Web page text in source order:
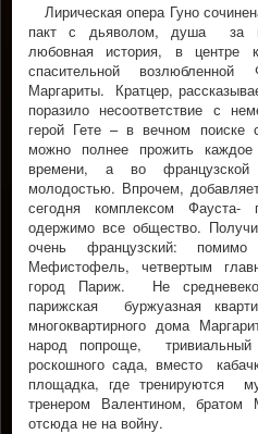
Лирическая опера Гуно
пакт с дьяволом, душа за
любовная история, в центре
спасительной
Маргариты. Кратцер,
поразило несоответствие с
герой Гете – в вечном поиске
можно полнее прожить каждое
времени, а во
молодостью. Впрочем,
сегодня комплексом Фауста-
одержимо все общество.
очень французский:
Мефистофель, четвертым
город Париж. Не
парижская буржуазная
многоквартирного дома
народ попроще,
роскошного сада, вместо
площадка, где тренируются
тренером Валентином, братом
отсюда не на войну.